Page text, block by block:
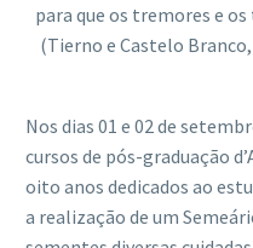
para que os tremores e
(Tierno e Castelo
Nos dias 01 e 02 de
cursos de pós-graduação
oito anos dedicados ao
a realização de um